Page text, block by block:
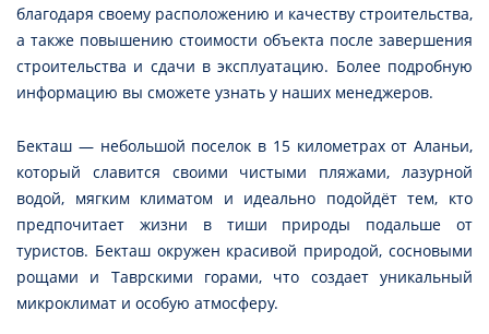
благодаря своему расположению и качеству строительства,
а также повышению стоимости объекта после завершения
строительства и сдачи в эксплуатацию. Более подробную
информацию вы сможете узнать у наших менеджеров.
Бекташ — небольшой поселок в 15 километрах от Аланьи,
который славится своими чистыми пляжами, лазурной
водой, мягким климатом и идеально подойдёт тем, кто
предпочитает жизни в тиши природы подальше от
туристов. Бекташ окружен красивой природой, сосновыми
рощами и Таврскими горами, что создает уникальный
микроклимат и особую атмосферу.